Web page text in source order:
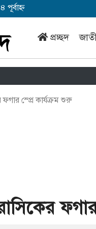
প্রচ্ছদ
স্প্রে কার্যক্রম শুরু